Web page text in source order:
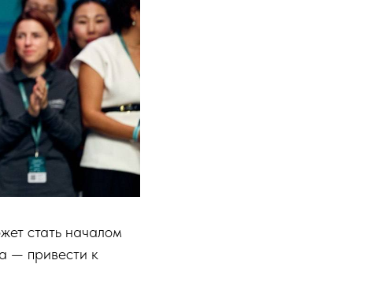
стать началом
— привести к